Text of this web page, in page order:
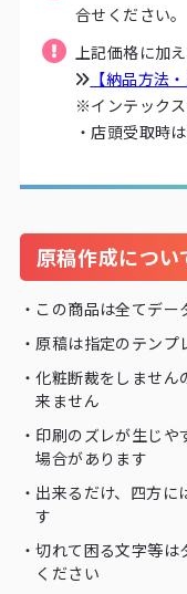
合せください。
上記価格に加
【納品方法
※インテック
・店頭受取時
原稿作成につい
・ この商品は全てデー
・ 原稿は指定のテンプ
・化粧断裁をしません
来ません
・ 印刷のズレが生じ
場合があります
・ 出来るだけ、四方に
す
・切れて困る文字等
ください